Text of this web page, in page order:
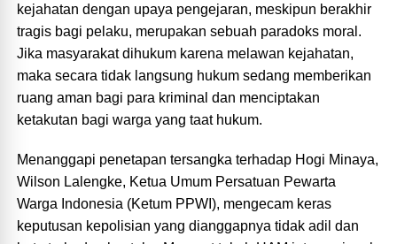
kejahatan dengan upaya pengejaran, meskipun berakhir
tragis bagi pelaku, merupakan sebuah paradoks moral.
Jika masyarakat dihukum karena melawan kejahatan,
maka secara tidak langsung hukum sedang memberikan
ruang aman bagi para kriminal dan menciptakan
ketakutan bagi warga yang taat hukum.
Menanggapi penetapan tersangka terhadap Hogi Minaya,
Wilson Lalengke, Ketua Umum Persatuan Pewarta
Warga Indonesia (Ketum PPWI), mengecam keras
keputusan kepolisian yang dianggapnya tidak adil dan